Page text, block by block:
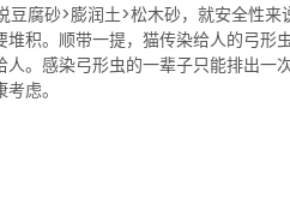
腐砂>膨润土>松木砂，就安全性来
积。顺带一提，猫传染给人的弓形
。感染弓形虫的一辈子只能排出一
虑。